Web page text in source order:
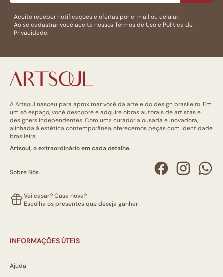
Aceito receber notificações e ofertas por e-mail ou celular.
Ao se cadastrar você aceita nossosTermos de Usoe Politica de
Privacidade.
A Artsoul nasceu para aproximar você da arte e do design brasileiro. Em
um só espaço, você descobre e adquire obras autorais de artistas e
designers independentes. Com uma curadoria ousada e inovadora,
alinhada à estética contemporânea, oferecemos peças com identidade
brasileira.
Artsoul, o extraordinário em cada detalhe.
Sobre Nós
Vai casar? Casa nova?
Escolha os presentes que deseja ganhar
INFORMAÇÕES ÚTEIS
Ajuda